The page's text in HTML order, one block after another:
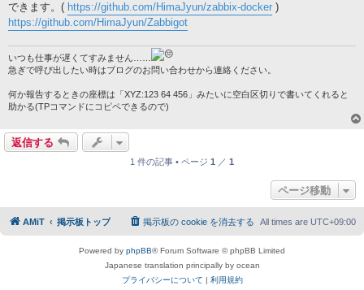
できます。( https://github.com/HimaJyun/zabbix-docker )
https://github.com/HimaJyun/Zabbigot
いつも仕事が遅くてすみません……
急ぎで呼び出したい時はブログのお問い合わせから連絡ください。
何か報告するときの座標は「XYZ:123 64 456」みたいに空白区切りで書いてくれると
助かる(TPコマンドにコピペできるので)
返信する
1 件の記事 • ページ 1 ／ 1
ページ移動
AMiT 掲示板トップ All times are UTC+09:00
掲示板の cookie を消去する
Powered by phpBB® Forum Software © phpBB Limited
Japanese translation principally by ocean
プライバシーについて | 利用規約